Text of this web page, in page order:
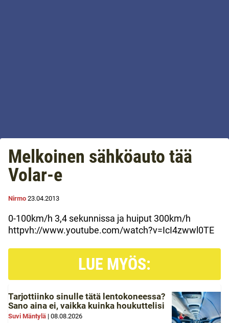
Melkoinen sähköauto tää
Volar-e
Nirmo 23.04.2013
0-100km/h 3,4 sekunnissa ja huiput 300km/h
httpvh://www.youtube.com/watch?v=IcI4zwwl0TE
LUE MYÖS:
Tarjottiinko sinulle tätä lentokoneessa?
Sano aina ei, vaikka kuinka houkuttelisi
Suvi Mäntylä | 08.08.2026